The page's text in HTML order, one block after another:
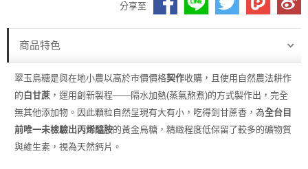
分享至
商品特色
翠玉烏糖是與在地小農以高於市價價格契作收購，且使用自然農法耕作
的 白甘蔗，運用創新製程——隔水加熱(蒸氣熬煮)的方式製作出，完全
無其他添加物。因此顆粒自然呈現有大有小，吃得到甘蔗香，為全台目
前唯一未檢驗出丙烯醯胺的黃金烏糖，精緻程度低保留了較多的礦物質
與維生素，視為天然鈣片。